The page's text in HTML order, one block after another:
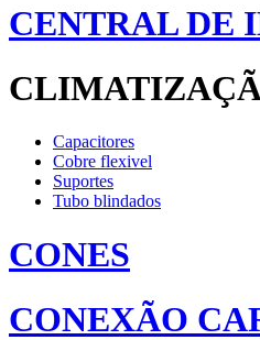
CENTRAL DE
Capacitores
Cobre flexivel
Suportes
Tubo blindados
CONES
CONEXÃO